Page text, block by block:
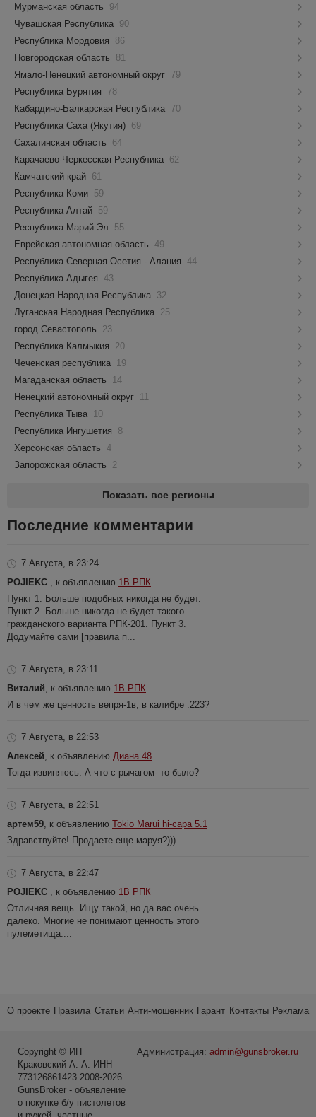
Мурманская область
94
Чувашская Республика 90
Республика Мордовия
86
Новгородская область
81
Ямало-Ненецкий автономный округ 79
Республика Бурятия
78
Кабардино-Балкарская Республика 70
Республика Саха (Якутия) 69
Сахалинская область
64
Карачаево-Черкесская Республика 62
Камчатский край 61
Республика Коми 59
Республика Алтай 59
Республика Марий Эл
55
Еврейская автономная область 49
Республика Северная Осетия - Алания 44
Республика Адыгея 43
Донецкая Народная Республика 32
Луганская Народная Республика 25
город Севастополь
23
Республика Калмыкия
20
Чеченская республика 19
Магаданская область
14
Ненецкий автономный округ 11
Республика Тыва 10
Республика Ингушетия
8
Херсонская область 4
Запорожская область
2
Показать все регионы
Последние комментарии
7 Августа, в 23:24
POJIEKC
, к объявлению 1В РПК
Пункт 1. Больше подобных никогда не будет.
Пункт 2. Больше никогда не будет такого
гражданского варианта РПК-201. Пункт 3.
Додумайте сами [правила п...
7 Августа, в 23:11
Виталий , к объявлению 1В РПК
И в чем же ценность вепря-1в, в калибре .223?
7 Августа, в 22:53
Алексей , к объявлению Диана 48
Тогда извиняюсь. А что с рычагом- то было?
7 Августа, в 22:51
артем59 , к объявлению Tokio Marui hi-capa 5.1
Здравствуйте! Продаете еще маруя?)))
7 Августа, в 22:47
POJIEKC
, к объявлению 1В РПК
Отличная вещь. Ищу такой, но да вас очень
далеко. Многие не понимают ценность этого
пулеметища....
О проекте Правила Статьи Анти-мошенник Гарант Контакты Реклама
Администрация: admin@gunsbroker.ru
Copyright © ИП
Краковский А. А. ИНН
773126861423 2008-2026
GunsBroker - объявление
о покупке б/у пистолетов
и ружей, частные